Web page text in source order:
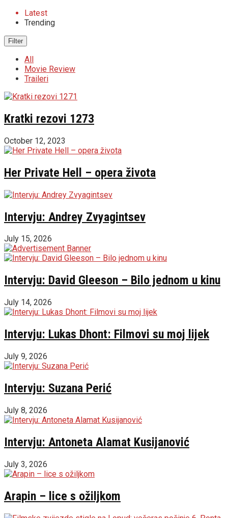
Latest
Trending
Filter
All
Movie Review
Traileri
Kratki rezovi 1273
October 12, 2023
Her Private Hell – opera života
Intervju: Andrey Zvyagintsev
July 15, 2026
Intervju: David Gleeson – Bilo jednom u kinu
July 14, 2026
Intervju: Lukas Dhont: Filmovi su moj lijek
July 9, 2026
Intervju: Suzana Perić
July 8, 2026
Intervju: Antoneta Alamat Kusijanović
July 3, 2026
Arapin – lice s ožiljkom